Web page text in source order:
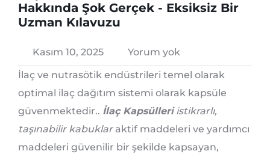
Hakkında Şok Gerçek - Eksiksiz Bir
Uzman Kılavuzu
Kasım 10, 2025
Yorum yok
İlaç ve nutrasötik endüstrileri temel olarak
optimal ilaç dağıtım sistemi olarak kapsüle
güvenmektedir.. İlaç Kapsülleriistikrarlı,
taşınabilir kabuklaraktif maddeleri ve yardımcı
maddeleri güvenilir bir şekilde kapsayan,